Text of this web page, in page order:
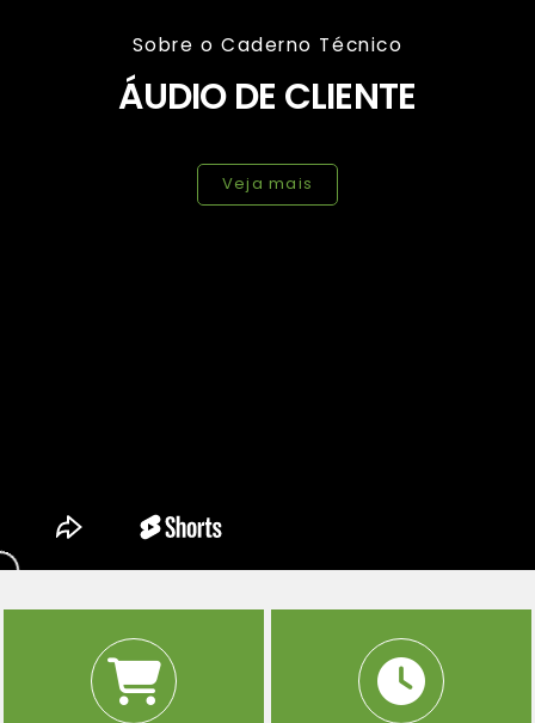
Sobre o Caderno Técnico
ÁUDIO DE CLIENTE
Veja mais